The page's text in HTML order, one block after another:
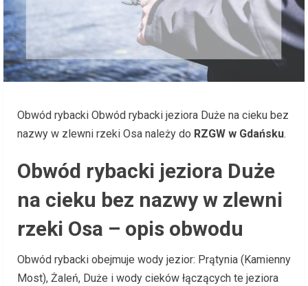
Obwód rybacki Obwód rybacki jeziora Duże na cieku bez
nazwy w zlewni rzeki Osa należy do RZGW w Gdańsku.
Obwód rybacki jeziora Duże
na cieku bez nazwy w zlewni
rzeki Osa – opis obwodu
Obwód rybacki obejmuje wody jezior: Prątynia (Kamienny
Most), Żaleń, Duże i wody cieków łączących te jeziora